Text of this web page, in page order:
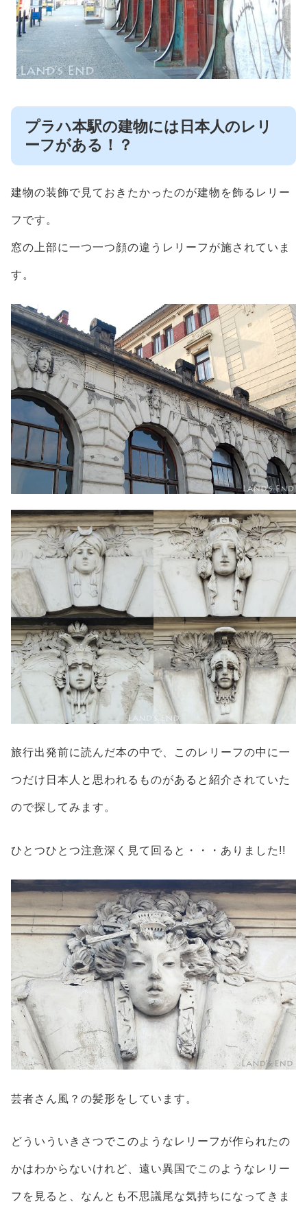
プラハ本駅の建物には日本人のレリ
ーフがある！？
建物の装飾で見ておきたかったのが建物を飾るレリー
フです。
窓の上部に一つ一つ顔の違うレリーフが施されていま
す。
旅行出発前に読んだ本の中で、このレリーフの中に一
つだけ日本人と思われるものがあると紹介されていた
ので探してみます。
ひとつひとつ注意深く見て回ると・・・ありました!!
芸者さん風？の髪形をしています。
どういういきさつでこのようなレリーフが作られたの
かはわからないけれど、遠い異国でこのようなレリー
フを見ると、なんとも不思議尾な気持ちになってきま